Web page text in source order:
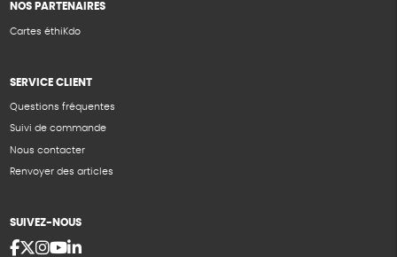
NOS PARTENAIRES
Cartes éthiKdo
SERVICE CLIENT
Questions fréquentes
Suivi de commande
Nous contacter
Renvoyer des articles
SUIVEZ-NOUS